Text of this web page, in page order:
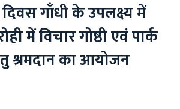
दिवस गाँधी के उपलक्ष्य में
में विचार गोष्ठी एवं पार्क
श्रमदान का आयोजन